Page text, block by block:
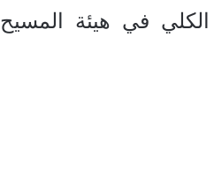
في هيئة المسيح